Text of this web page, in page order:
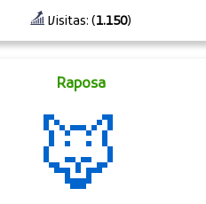
Visitas: (1.150)
Raposa
🦊